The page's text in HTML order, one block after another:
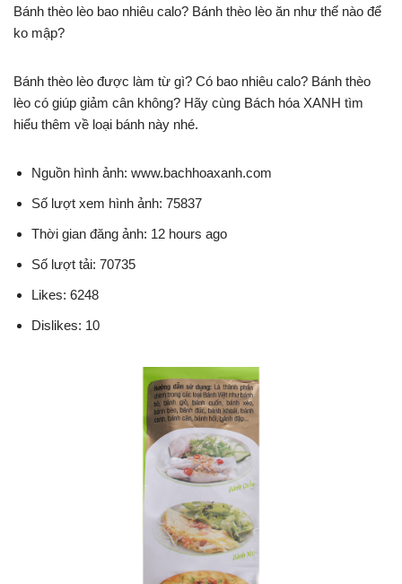
Bánh thèo lèo bao nhiêu calo? Bánh thèo lèo ăn như thế nào để
ko mập?
Bánh thèo lèo được làm từ gì? Có bao nhiêu calo? Bánh thèo
lèo có giúp giảm cân không? Hãy cùng Bách hóa XANH tìm
hiểu thêm về loại bánh này nhé.
Nguồn hình ảnh: www.bachhoaxanh.com
Số lượt xem hình ảnh: 75837
Thời gian đăng ảnh: 12 hours ago
Số lượt tải: 70735
Likes: 6248
Dislikes: 10